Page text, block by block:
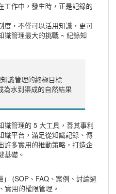
工作中，發生時，正是記錄的
度，不僅可以活用知識，更可
識管理最大的挑戰 ~ 紀錄知
識管理的終極目標
為水到渠成的自然結果
識管理的 5 大工具，善其事利
識平台，滿足從知識記錄、傳
許多實用的推動策略，打造企
基礎。
」 (SOP、FAQ、案例、討論過
實用的權限管理。